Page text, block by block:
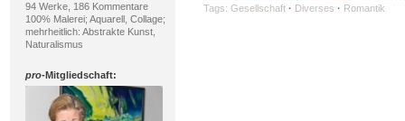
94 Werke, 186 Kommentare
100% Malerei; Aquarell, Collage;
mehrheitlich: Abstrakte Kunst,
Naturalismus
pro-Mitgliedschaft:
Tags: Gesellschaft · Diverses · Romantik